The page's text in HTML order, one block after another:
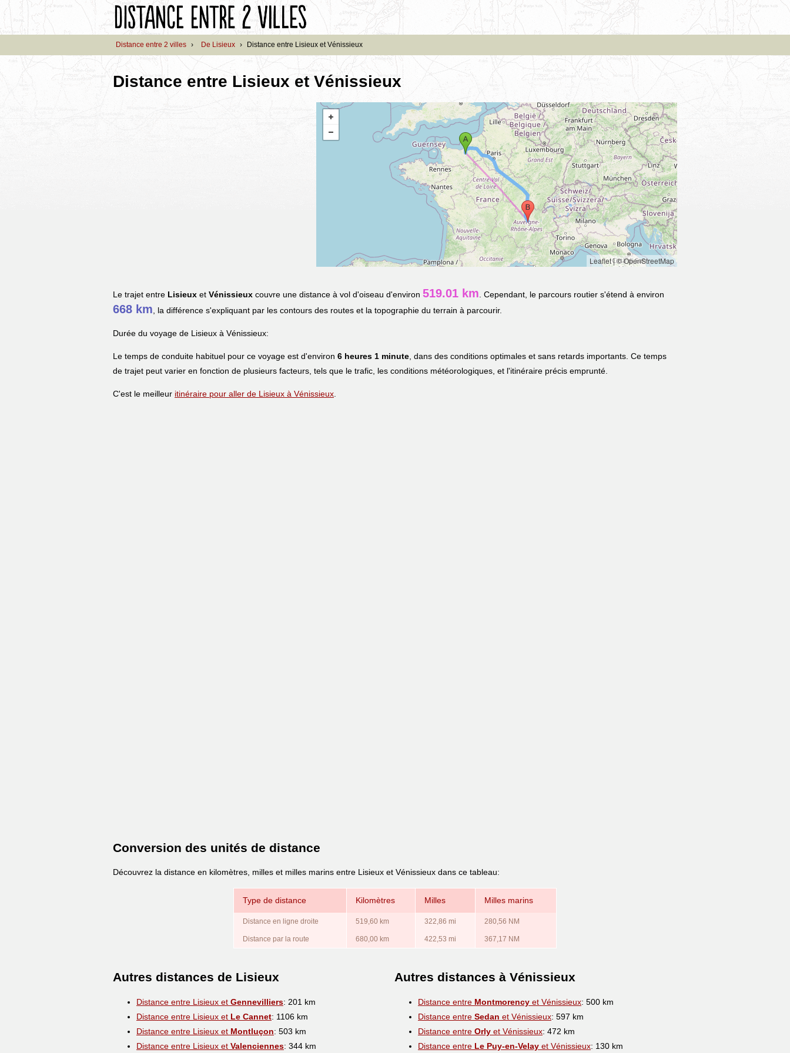
Distance entre 2 villes › De Lisieux › Distance entre Lisieux et Vénissieux
Distance entre Lisieux et Vénissieux
Leaflet|© OpenStreetMap
Le trajet entre Lisieux et Vénissieux couvre une distance à vol d'oiseau d'environ 519.01 km . Cependant, le parcours routier s'étend à environ
668 km , la différence s'expliquant par les contours des routes et la topographie du terrain à parcourir.
Durée du voyage de Lisieux à Vénissieux:
Le temps de conduite habituel pour ce voyage est d'environ 6 heures 1 minute , dans des conditions optimales et sans retards importants. Ce temps
de trajet peut varier en fonction de plusieurs facteurs, tels que le trafic, les conditions météorologiques, et l'itinéraire précis emprunté.
C'est le meilleur itinéraire pour aller de Lisieux à Vénissieux
Conversion des unités de distance
Découvrez la distance en kilomètres, milles et milles marins entre Lisieux et Vénissieux dans ce tableau:
Type de distance Kilomètres Milles Milles marins
Distance en ligne droite 519,60 km 322,86 mi 280,56 NM
Distance par la route 680,00 km 422,53 mi 367,17 NM
Autres distances de Lisieux
Distance entre Lisieux et Gennevilliers: 201 km
Distance entre Lisieux et Le Cannet: 1106 km
Distance entre Lisieux et Montluçon: 503 km
Distance entre Lisieux et Valenciennes: 344 km
Autres distances à Vénissieux
Distance entre Montmorency et Vénissieux: 500 km
Distance entre Sedan et Vénissieux: 597 km
Distance entre Orly et Vénissieux: 472 km
Distance entre Le Puy-en-Velay et Vénissieux: 130 km